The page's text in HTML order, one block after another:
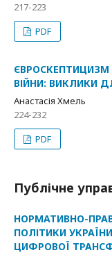
217-223
PDF
ЄВРОСКЕПТИЦИЗМ
ВІЙНИ: ВИКЛИКИ
Анастасія Хмель
224-232
PDF
Публічне
НОРМАТИВНО-
ПОЛІТИКИ
ЦИФРОВОЇ